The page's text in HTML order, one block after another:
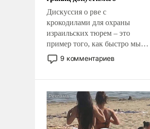
Дискуссия о рве с
крокодилами для охраны
израильских тюрем – это
пример того, как быстро мы
двигаемся по пути
революционных изменений.
псевдонаучной фантастики,
стало всерьез обсуждаемой
идеей.
9 комментариев